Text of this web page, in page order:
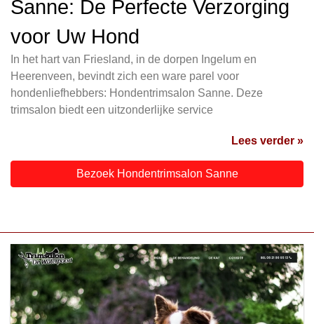
Sanne: De Perfecte Verzorging
voor Uw Hond
In het hart van Friesland, in de dorpen Ingelum en
Heerenveen, bevindt zich een ware parel voor
hondenliefhebbers: Hondentrimsalon Sanne. Deze
trimsalon biedt een uitzonderlijke service
Lees verder »
Bezoek Hondentrimsalon Sanne